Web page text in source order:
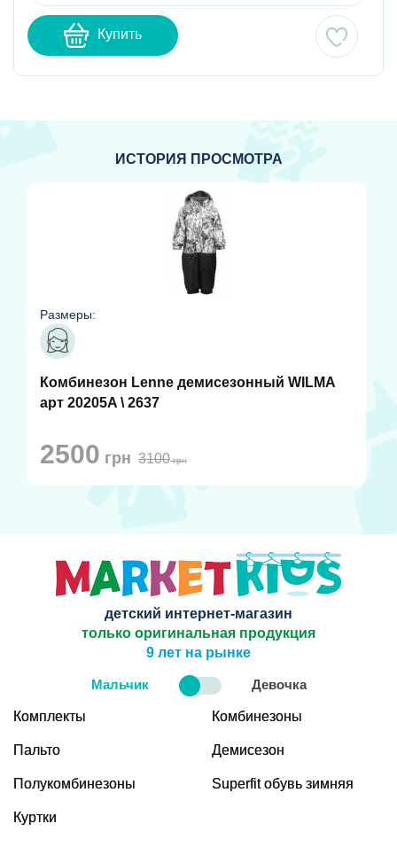
Купить
ИСТОРИЯ ПРОСМОТРА
Размеры:
Комбинезон Lenne демисезонный WILMA
арт 20205A \ 2637
2500 грн 3100грн
детский интернет-магазин
только оригинальная продукция
9 лет на рынке
Мальчик Девочка
Комплекты
Пальто
Полукомбинезоны
Куртки
Комбинезоны
Демисезон
Superfit обувь зимняя